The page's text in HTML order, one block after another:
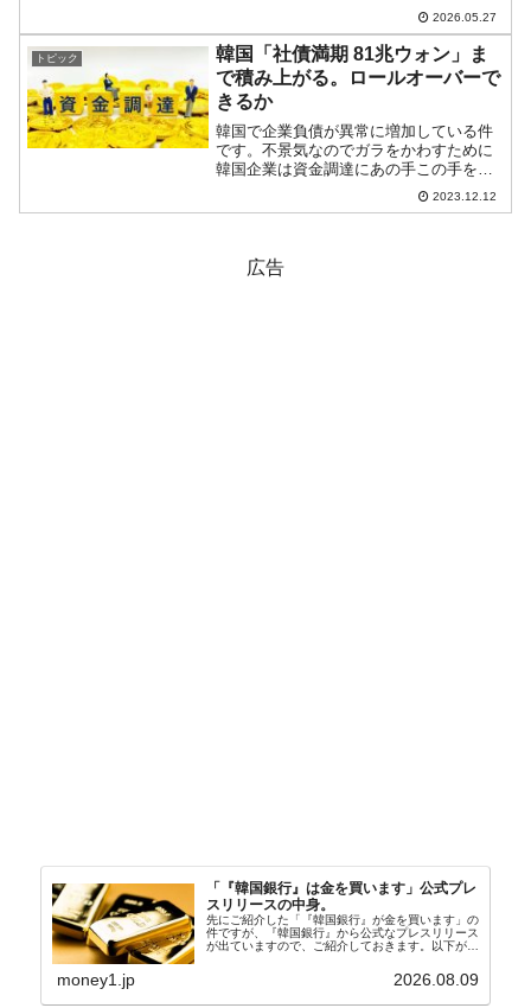
『Investing.com』より引用）。ギャップ
アップして始まったのですが、力は尽き
て...
2026.05.27
トピック
韓国「社債満期 81兆ウォン」ま
で積み上がる。ロールオーバーで
きるか
韓国で企業負債が異常に増加している件
です。不景気なのでガラをかわすために
韓国企業は資金調達にあの手この手を使
っています。2022年10月に『韓国レゴラ
ンド』事態（しかも人災）が起こった際
2023.12.12
広告
「『韓国銀行』は金を買います」公式プレ
スリリースの中身。
先にご紹介した「『韓国銀行』が金を買います」の
件ですが、『韓国銀行』から公式なプレスリリース
が出ていますので、ご紹介しておきます。以下が全
れ協力体制を構築□『韓国銀行』は、国内生産金の
money1.jp 2026.08.09